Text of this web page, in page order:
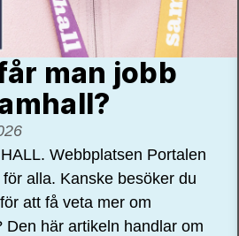
man jobb
Webbplatsen Portalen
alla. Kanske besöker du
att få veta mer om
Den här artikeln handlar om